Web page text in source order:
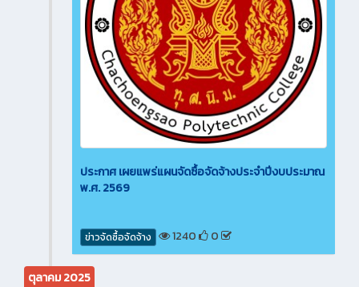
ประกาศ เผยแพร่แผนจัดซื้อจัดจ้างประจำปีงบประมาณ
พ.ศ. 2569
ข่าวจัดซื้อจัดจ้าง 1240 0
ตุลาคม 2025